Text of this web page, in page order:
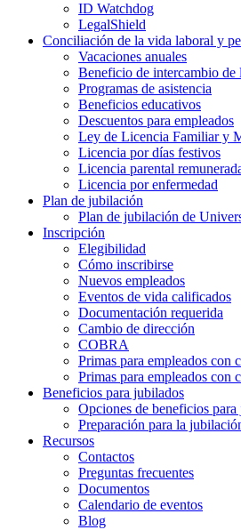
ID Watchdog
LegalShield
Conciliación de la vida laboral y
Vacaciones anuales
Beneficio de intercambio de
Programas de asistencia
Beneficios educativos
Descuentos para empleados
Ley de Licencia Familiar y
Licencia por días festivos
Licencia parental
Licencia por enfermedad
Plan de jubilación
Plan de jubilación de
Inscripción
Elegibilidad
Cómo inscribirse
Nuevos empleados
Eventos de vida calificados
Documentación requerida
Cambio de dirección
COBRA
Primas para empleados con
Primas para empleados con
Beneficios para jubilados
Opciones de beneficios
Preparación para la
Recursos
Contactos
Preguntas frecuentes
Documentos
Calendario de eventos
Blog